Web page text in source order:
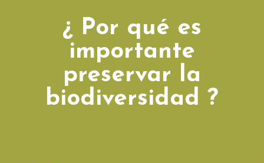
¿ Por qué es
importante
preservar la
biodiversidad ?